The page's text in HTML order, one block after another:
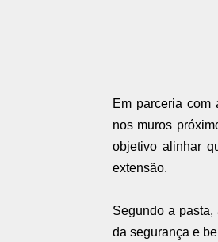
Em parceria com
nos muros
objetivo alinhar
extensão.
Segundo a
da segurança e